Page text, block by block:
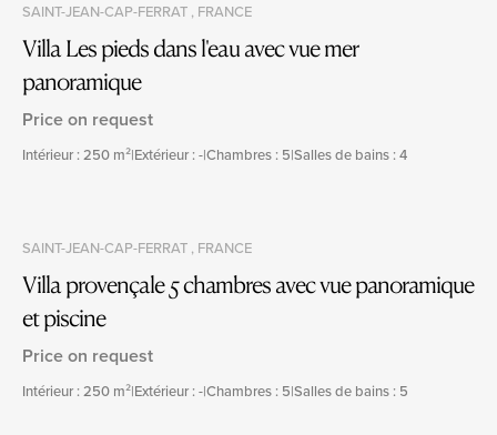
SAINT-JEAN-CAP-FERRAT , FRANCE
Villa Les pieds dans l'eau avec vue mer
panoramique
Price on request
Intérieur : 250 m²|Extérieur : -|Chambres : 5|Salles de bains : 4
SAINT-JEAN-CAP-FERRAT , FRANCE
Villa provençale 5 chambres avec vue panoramique
et piscine
Price on request
Intérieur : 250 m²|Extérieur : -|Chambres : 5|Salles de bains : 5